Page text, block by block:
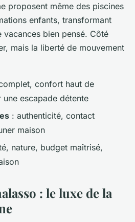
proposent même des piscines
enfants, transformant
vacances bien pensé. Côté
mais la liberté de mouvement
confort haut de
escapade détente
: authenticité, contact
maison
nature, budget maîtrisé,
: le luxe de la